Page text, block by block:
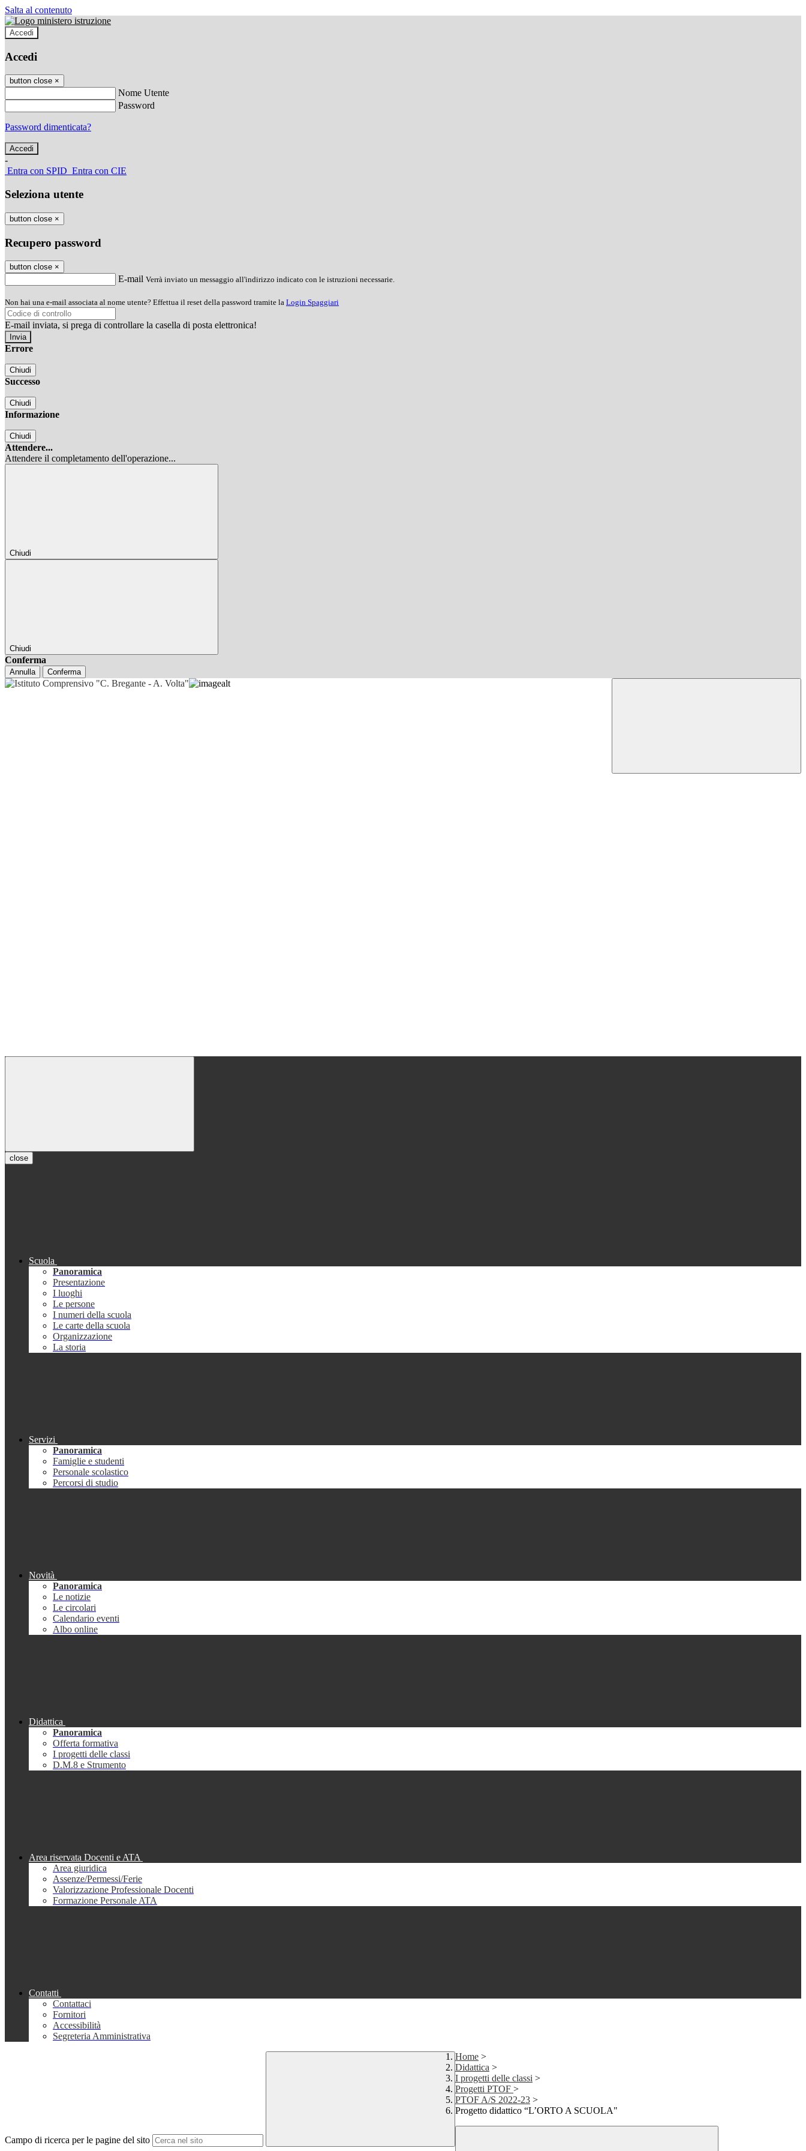
Salta al contenuto
Accedi
Accedi
button close ×
Nome Utente
Password
Password dimenticata?
-
Entra con SPID Entra con CIE
Seleziona utente
button close ×
Recupero password
button close ×
E-mail Verrà inviato un messaggio all'indirizzo indicato con le istruzioni necessarie.
Non hai una e-mail associata al nome utente? Effettua il reset della password tramite la Login Spaggiari
E-mail inviata, si prega di controllare la casella di posta elettronica!
Errore
Chiudi
Successo
Chiudi
Informazione
Chiudi
Attendere...
Attendere il completamento dell'operazione...
Chiudi
Chiudi
Conferma
Annulla Conferma
close
Scuola
Panoramica
Presentazione
I luoghi
Le persone
I numeri della scuola
Le carte della scuola
Organizzazione
La storia
Servizi
Panoramica
Famiglie e studenti
Personale scolastico
Percorsi di studio
Novità
Panoramica
Le notizie
Le circolari
Calendario eventi
Albo online
Didattica
Panoramica
Offerta formativa
I progetti delle classi
D.M.8 e Strumento
Area riservata Docenti e ATA
Area giuridica
Assenze/Permessi/Ferie
Valorizzazione Professionale Docenti
Formazione Personale ATA
Contatti
Contattaci
Fornitori
Accessibilità
Segreteria Amministrativa
Campo di ricerca per le pagine del sito
Home >
Didattica >
I progetti delle classi >
Progetti PTOF >
PTOF A/S 2022-23 >
Progetto didattico “L’ORTO A SCUOLA"